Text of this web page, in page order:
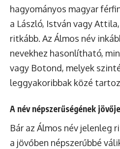
hagyományos magyar
a László, István vagy
ritkább. Az Álmos név
nevekhez hasonlítható,
vagy Botond, melyek
leggyakoribbak közé
A név népszerűségének jövője
Bár az Álmos név jelenleg
a jövőben népszerűbbé